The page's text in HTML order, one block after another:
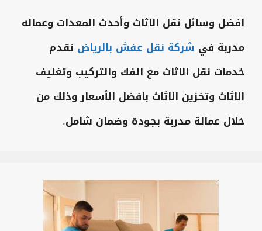
افضل وسائل نقل الاثاث وأحدث المعدات وعماله
مدربة في شركة نقل عفش بالرياض نقدم
خدمات نقل الاثاث مع الفك والتركيب وتغليف
الاثاث وتخزين الاثاث بافضل الأسعاروذلك من
خلال عمالة مدربة بجودة وضمان شامل.